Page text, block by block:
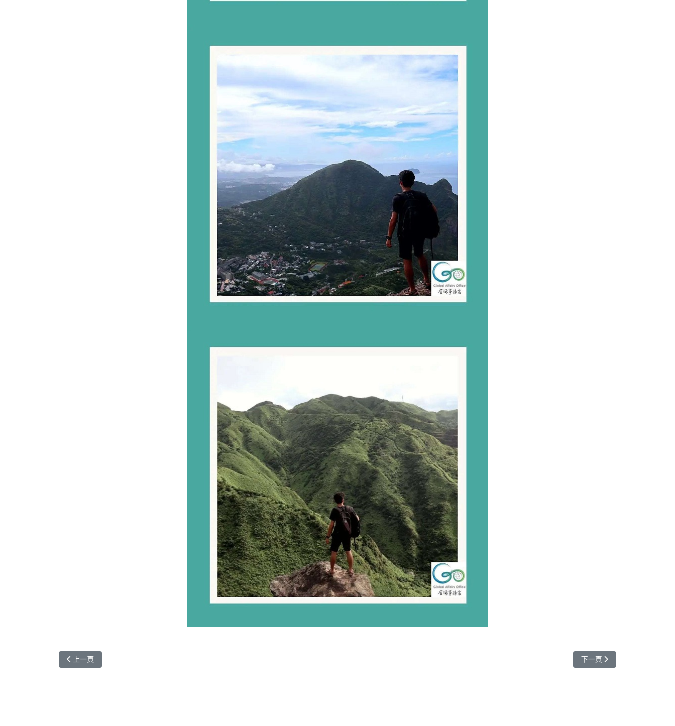
上一篇文章: 來自印度Shubham Ahire的故事-墾丁
上一頁 下一篇文章: 來自印尼Dipta的
下一頁